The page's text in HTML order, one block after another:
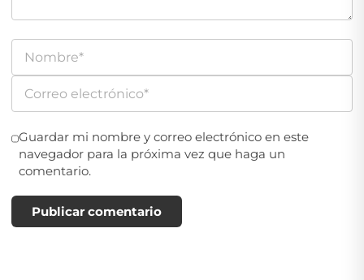
Guardar mi nombre y correo electrónico en este
navegador para la próxima vez que haga un
comentario.
Publicar comentario